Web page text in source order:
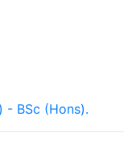
- BSc (Hons).